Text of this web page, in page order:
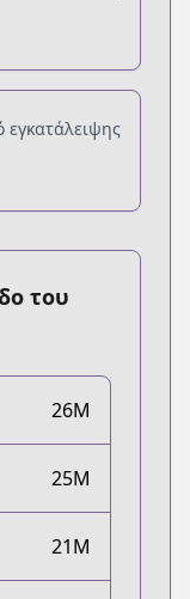
εγκατάλειψης
του
26M
25M
21M